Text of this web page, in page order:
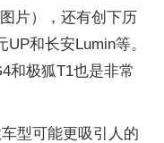
片），还有创下历
和长安Lumin等。
和极狐T1也是非常
型可能更吸引人的